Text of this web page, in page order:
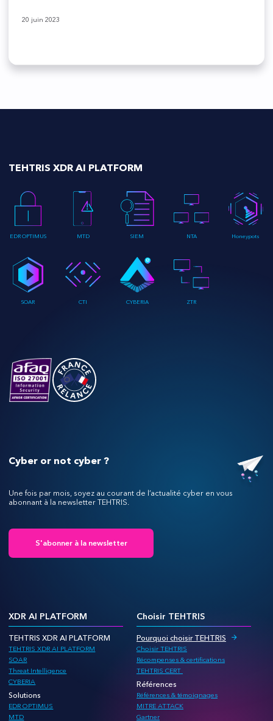
20 juin 2023
TEHTRIS XDR AI PLATFORM
EDR OPTIMUS MTD SIEM NTA Honeypots
SOAR CTI CYBERIA ZTR
XDR AI PLATFORM
TEHTRIS XDR AI PLATFORM
TEHTRIS XDR AI PLATFORM
SOAR
Threat Intelligence
CYBERIA
Solutions
EDR OPTIMUS
MTD
Choisir TEHTRIS
Pourquoi choisir TEHTRIS
Choisir TEHTRIS
Récompenses & certifications
TEHTRIS CERT
Références
Références & témoignages
MITRE ATTACK
Gartner
Cyber or not cyber ?
Une fois par mois, soyez au courant de l’actualité cyber en vous
abonnant à la newsletter TEHTRIS.
S'abonner à la newsletter